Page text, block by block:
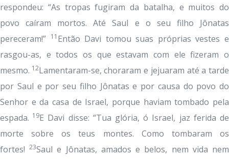
respondeu: “As tropas fugiram da batalha, e muitos do
povo caíram mortos. Até Saul e o seu filho Jônatas
pereceram!” 11 Então Davi tomou suas próprias vestes e
rasgou-as, e todos os que estavam com ele fizeram o
mesmo. 12Lamentaram-se, choraram e jejuaram até a tarde
por Saul e por seu filho Jônatas e por causa do povo do
Senhor e da casa de Israel, porque haviam tombado pela
espada. 19E Davi disse: “Tua glória, ó Israel, jaz ferida de
morte sobre os teus montes. Como tombaram os
fortes!23Saul e Jônatas, amados e belos, nem vida nem